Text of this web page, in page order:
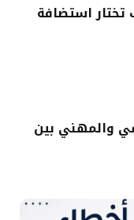
استضافة
والمهني بين